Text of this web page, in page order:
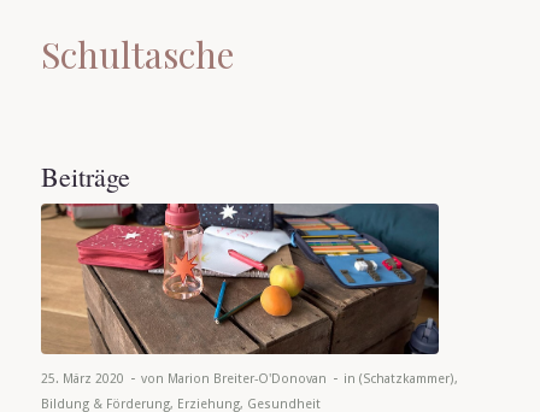
Schultasche
Beiträge
25. März 2020 - von Marion Breiter-O'Donovan - in (Schatzkammer),
Bildung & Förderung, Erziehung, Gesundheit